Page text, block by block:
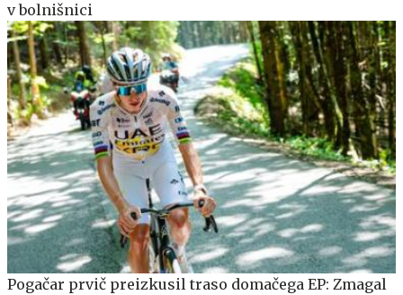
v bolnišnici
Pogačar prvič preizkusil traso domačega EP: Zmagal